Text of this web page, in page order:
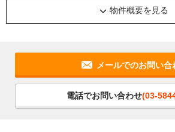
物件概要を見る
メールでのお問い合
電話でお問い合わせ(03-